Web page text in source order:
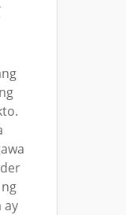
ay